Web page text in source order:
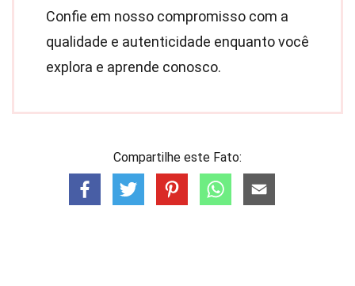
Confie em nosso compromisso com a
qualidade e autenticidade enquanto você
explora e aprende conosco.
Compartilhe este Fato: